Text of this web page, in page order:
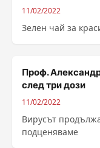
11/02/2022
Зелен чай за
Проф.
след три дози
11/02/2022
Вирусът
подценяваме